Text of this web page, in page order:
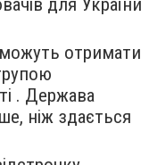
для України
можуть отримати
. Держава
ніж здається